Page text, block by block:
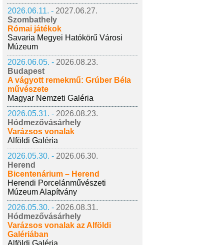
2026.06.11. - 2027.06.27.
Szombathely
Római játékok
Savaria Megyei Hatókörű Városi
Múzeum
2026.06.05. - 2026.08.23.
Budapest
A vágyott remekmű: Grúber Béla
művészete
Magyar Nemzeti Galéria
2026.05.31. - 2026.08.23.
Hódmezővásárhely
Varázsos vonalak
Alföldi Galéria
2026.05.30. - 2026.06.30.
Herend
Bicentenárium – Herend
Herendi Porcelánművészeti
Múzeum Alapítvány
2026.05.30. - 2026.08.31.
Hódmezővásárhely
Varázsos vonalak az Alföldi
Galériában
Alföldi Galéria